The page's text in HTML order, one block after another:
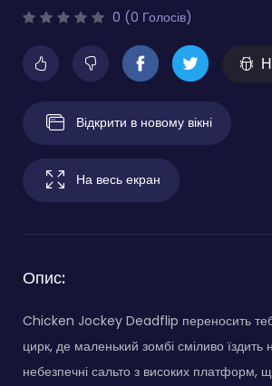
0 (0 Голосів)
Відкрити в новому вікні
На весь екран
Опис:
Chicken Jockey Deadflip переносить
цирк, де маленький зомбі сміливо їздить
небезпечні сальто з високих платформ,